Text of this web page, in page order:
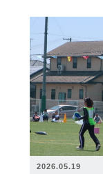
2026.05.19